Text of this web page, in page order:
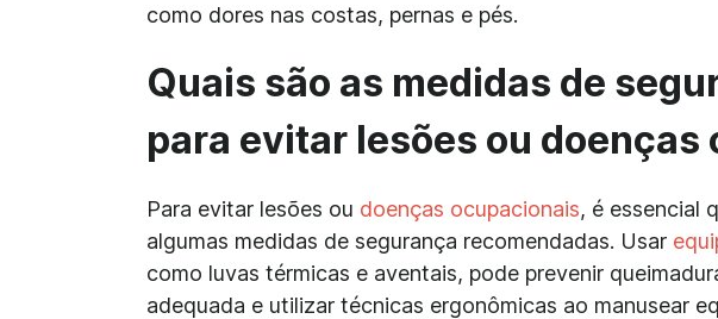
como dores nas costas, pernas e pés.
Quais são as medidas de
para evitar lesões ou doenças
Para evitar lesões ou doenças ocupacionais, é essencial
algumas medidas de segurança recomendadas. Usar
como luvas térmicas e aventais, pode prevenir
adequada e utilizar técnicas ergonômicas ao manusear